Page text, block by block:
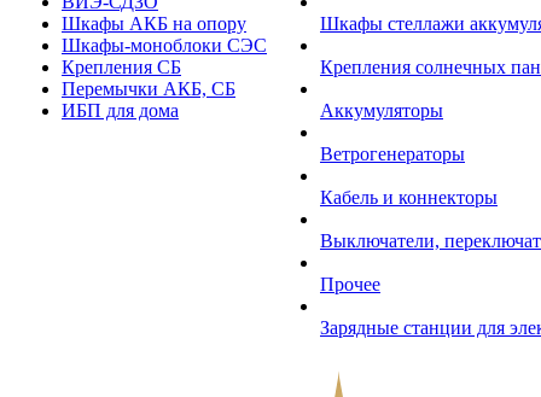
Шкафы АКБ на опору
Шкафы-моноблоки СЭС
Крепления СБ
Перемычки АКБ, СБ
ИБП для дома
Шкафы стеллажи
Крепления солнечных
Аккумуляторы
Ветрогенераторы
Кабель и коннекторы
Выключатели,
Прочее
Зарядные станции для